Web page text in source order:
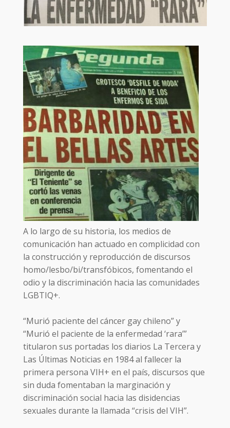
A lo largo de su historia, los medios de
comunicación han actuado en complicidad con
la construcción y reproducción de discursos
homo/lesbo/bi/transfóbicos, fomentando el
odio y la discriminación hacia las comunidades
LGBTIQ+.
“Murió paciente del cáncer gay chileno” y
“Murió el paciente de la enfermedad ‘rara’”
titularon sus portadas los diarios La Tercera y
Las Últimas Noticias en 1984 al fallecer la
primera persona VIH+ en el país, discursos que
sin duda fomentaban la marginación y
discriminación social hacia las disidencias
sexuales durante la llamada “crisis del VIH”.